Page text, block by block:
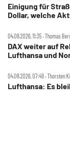
Einigung für
Dollar, welche
04.08.2026, 11:35 ‧ Thomas
DAX weiter auf
Lufthansa und
04.08.2026, 07:49 ‧ Thorsten
Lufthansa: Es